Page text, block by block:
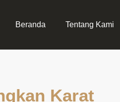
Beranda Tentang Kami
Karat